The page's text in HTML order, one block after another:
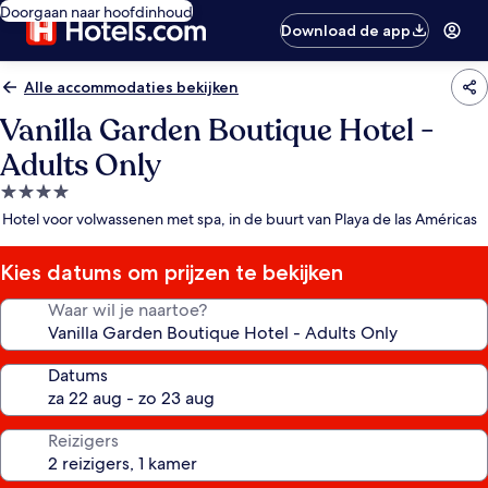
Doorgaan naar hoofdinhoud
Download de app
Alle accommodaties bekijken
Vanilla Garden Boutique Hotel -
Adults Only
4.0-
sterrenaccommodatie
Hotel voor volwassenen met spa, in de buurt van Playa de las Américas
Kies datums om prijzen te bekijken
Waar wil je naartoe?
Datums
Reizigers